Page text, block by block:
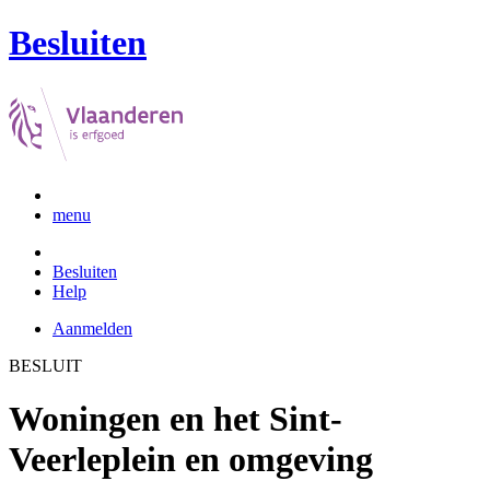
Besluiten
menu
Besluiten
Help
Aanmelden
BESLUIT
Woningen en het Sint-
Veerleplein en omgeving